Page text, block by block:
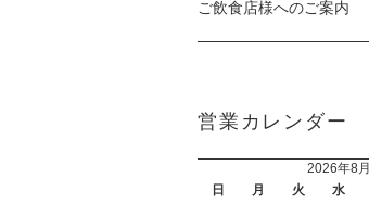
ご飲食店様へのご案内
営業カレンダー
2026年8月
日
月 火 水